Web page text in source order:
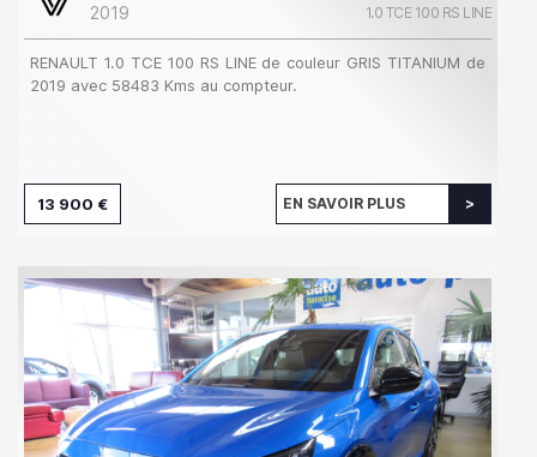
2019 1.0 TCE 100 RS LINE
RENAULT 1.0 TCE 100 RS LINE de couleur GRIS TITANIUM de
2019 avec 58483 Kms au compteur.
13 900 € EN SAVOIR PLUS